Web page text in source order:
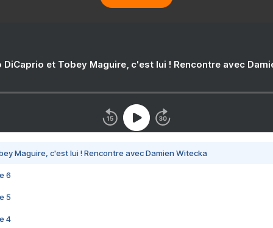
DiCaprio et Tobey Maguire, c'est lui ! Rencontre avec
Maguire, c'est lui ! Rencontre avec Damien Witecka
6
5
4